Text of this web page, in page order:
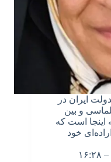
ایران در
و بین
اینجا است که
خود